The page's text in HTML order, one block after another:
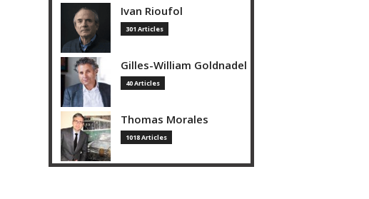
Ivan Rioufol
301 Articles
Gilles-William Goldnadel
40 Articles
Thomas Morales
1018 Articles